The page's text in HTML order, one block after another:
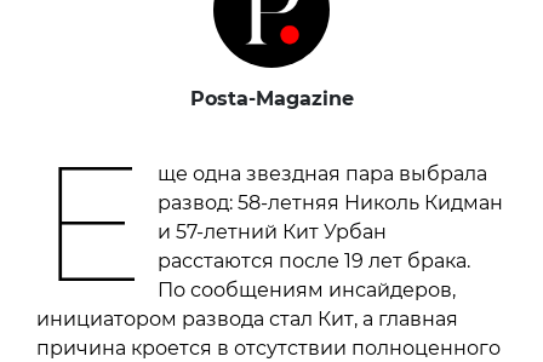
Posta-Magazine
Е
ще одна звездная пара выбрала
развод: 58-летняя Николь Кидман
и 57-летний Кит Урбан
расстаются после 19 лет брака.
По сообщениям инсайдеров,
инициатором развода стал Кит, а главная
причина кроется в отсутствии полноценного